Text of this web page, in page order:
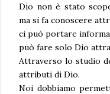
Dio non è stato
ma si fa conoscere
ci può portare
può fare solo Dio
Attraverso lo studio
attributi di Dio.
Noi dobbiamo